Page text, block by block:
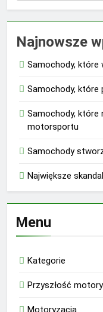
Najnowsze
Samochody, które
Samochody, które
Samochody, które
motorsportu
Samochody
Największe
Menu
Kategorie
Przyszłość
Motoryzacja